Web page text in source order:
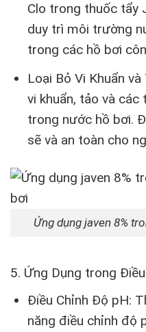
Clo trong thuốc tẩy
duy trì môi trường
trong các hồ bơi
Loại Bỏ Vi Khuẩn
vi khuẩn, tảo và các
trong nước hồ bơi.
sẽ và an toàn cho
Ứng dụng javen 8%
5. Ứng Dụng trong
Điều Chỉnh Độ pH:
năng điều chỉnh độ